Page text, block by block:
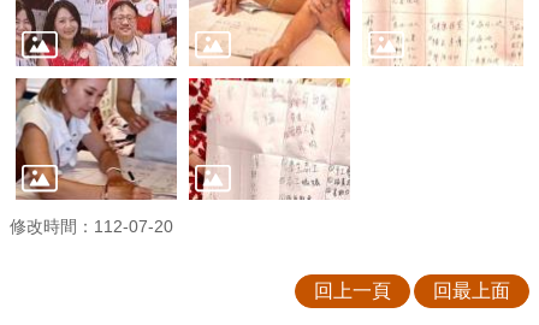
修改時間：112-07-20
回上一頁 回最上面